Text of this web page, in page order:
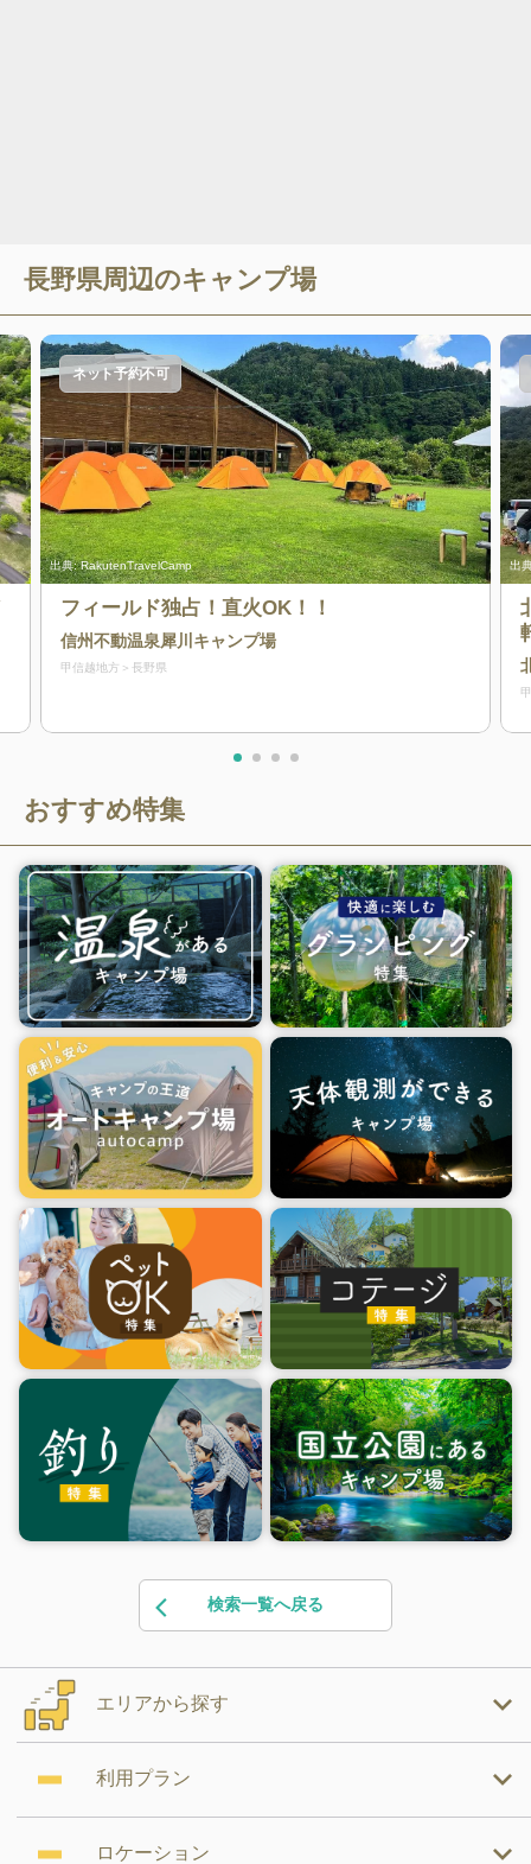
長野県周辺のキャンプ場
出典:RakutenTravelCamp
ネット予約不可
フィールド独占！直火OK！！
信州不動温泉犀川キャンプ場
甲信越地方 長野県
出
おすすめ特集
検索一覧へ戻る
エリアから探す
利用プラン
ロケーション